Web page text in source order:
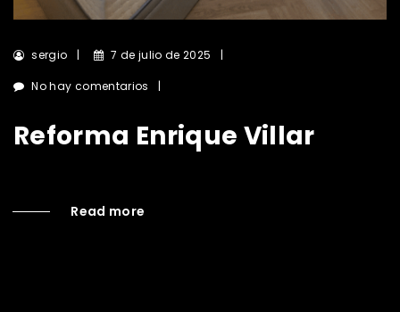
sergio 7 de julio de 2025
No hay comentarios
Reforma Enrique Villar
Read more